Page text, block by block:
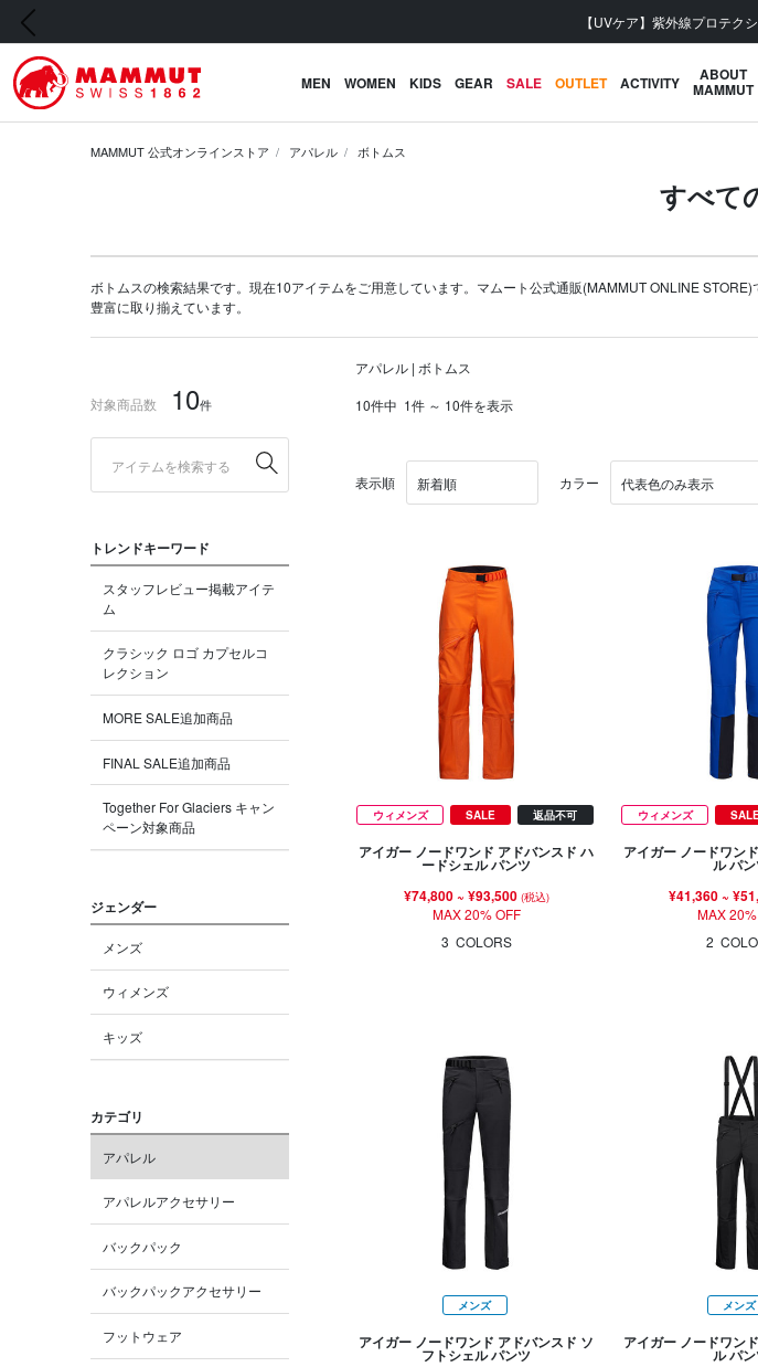
会員登録で【5,500円 (
前の画像
MEN WOMEN KIDS GEAR SALE OUTLET ACTIVITY ABOUT
MAMMUT
MAMMUT 公式オンラインストア アパレル ボトムス
すべて
ボトムスの検索結果です。現在10アイテムをご用意しています。マムート公式通販(MAMMUT ONLINE STORE)
豊富に取り揃えています。
対象商品数 10件
トレンドキーワード
スタッフレビュー掲載アイテ
ム
クラシック ロゴ カプセルコ
レクション
MORE SALE追加商品
FINAL SALE追加商品
Together For Glaciers キャン
ペーン対象商品
ジェンダー
メンズ
ウィメンズ
キッズ
カテゴリ
アパレル
アパレルアクセサリー
バックパック
バックパックアクセサリー
フットウェア
アパレル | ボトムス
10件中 1件 ～ 10件を表示
表示順 カラー
ウィメンズ SALE 返品不可
アイガー ノードワンド アドバンスド ハ
ードシェル パンツ
¥74,800~ ¥93,500 (税込)
MAX 20% OFF
3 COLORS
ウィメンズ
アイガー ノードワン
ル パ
¥41,360~
MAX
2
メンズ
アイガー ノードワンド アドバンスド ソ
フトシェル パンツ
メンズ
アイガー ノードワン
ル パ